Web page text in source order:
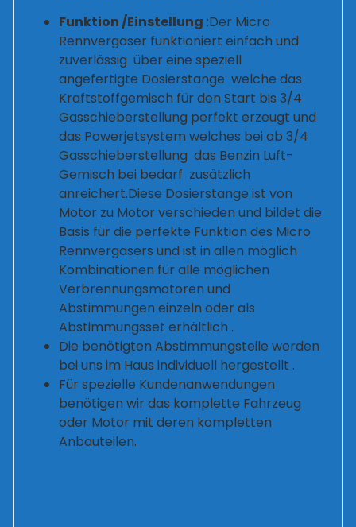
Funktion /Einstellung :Der Micro
Rennvergaser funktioniert einfach und
zuverlässig über eine speziell
angefertigte Dosierstange welche das
Kraftstoffgemisch für den Start bis 3/4
Gasschieberstellung perfekt erzeugt und
das Powerjetsystem welches bei ab 3/4
Gasschieberstellung das Benzin Luft-
Gemisch bei bedarf zusätzlich
anreichert.Diese Dosierstange ist von
Motor zu Motor verschieden und bildet die
Basis für die perfekte Funktion des Micro
Rennvergasers und ist in allen möglich
Kombinationen für alle möglichen
Verbrennungsmotoren und
Abstimmungen einzeln oder als
Abstimmungsset erhältlich .
Die benötigten Abstimmungsteile werden
bei uns im Haus individuell hergestellt .
Für spezielle Kundenanwendungen
benötigen wir das komplette Fahrzeug
oder Motor mit deren kompletten
Anbauteilen.